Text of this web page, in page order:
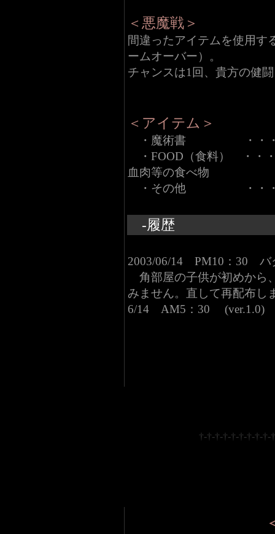
＜悪魔戦＞
間違ったアイテムを使用す
ームオーバー）。
チャンスは1回、貴方の健
＜アイテム＞
・魔術書 ・・・・
・FOOD（食料） ・・
血肉等の食べ物
・その他 ・・・
-履歴
2003/06/14 PM10：30
角部屋の子供が初めから
みません。直して再配布し
6/14 AM5：30
†-†-†-†-†-†-†-†-†-